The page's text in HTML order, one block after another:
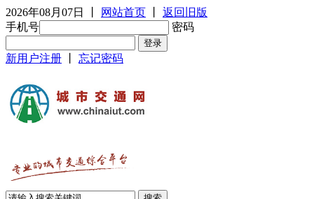
2026年08月07日 网站首页
返回旧版
手机号
密码
新用户注册 忘记密码